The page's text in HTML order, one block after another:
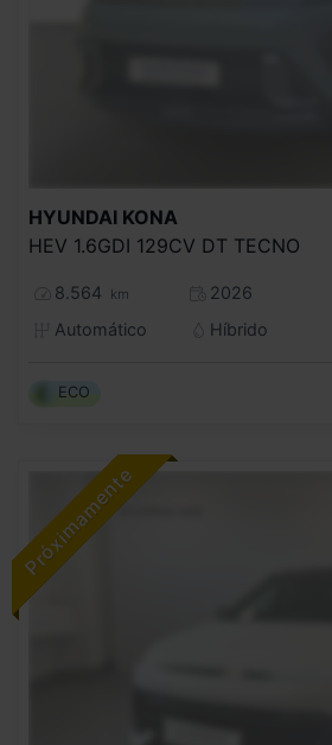
HYUNDAI KONA
HEV 1.6GDI 129CV DT TECNO
8.564 km
2026
Automático
Híbrido
ECO